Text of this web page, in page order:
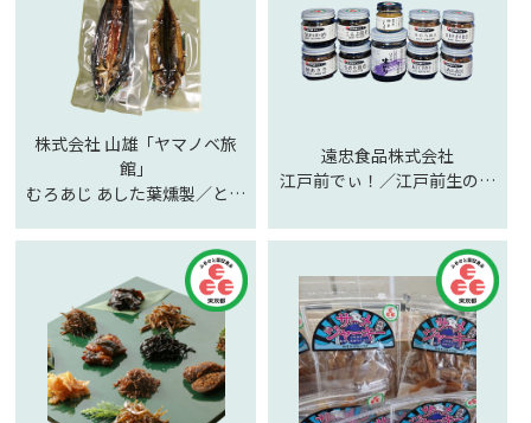
株式会社 山雄「ヤマノベ旅
館」
むろあじ あした葉燻製／とび
遠忠食品株式会社
江戸前でぃ！／江戸前生のり